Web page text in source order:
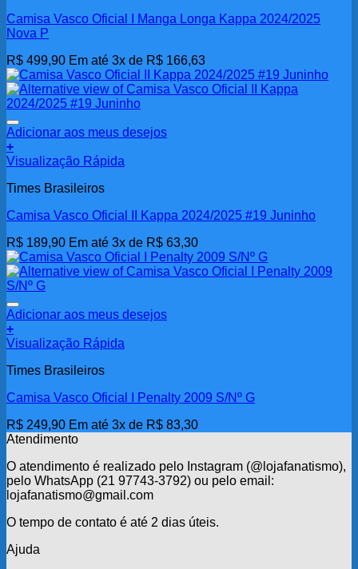
Camisa Vasco Oficial I Manga Longa Kappa 2024/2025
Nova P
R$ 499,90 Em até 3x de R$ 166,63
Adicionar aos meus desejos
+
Visualização Rápida
Times Brasileiros
Camisa Vasco Oficial II Kappa 2024/2025 #19 Juninho
R$ 189,90 Em até 3x de R$ 63,30
Adicionar aos meus desejos
+
Visualização Rápida
Times Brasileiros
Camisa Vasco Oficial I Penalty 2009 S/Nº G
R$ 249,90 Em até 3x de R$ 83,30
Atendimento
O atendimento é realizado pelo Instagram (@lojafanatismo),
pelo WhatsApp (21 97743-3792) ou pelo email:
lojafanatismo@gmail.com
O tempo de contato é até 2 dias úteis.
Ajuda